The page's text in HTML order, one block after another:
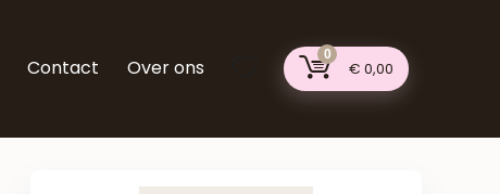
Contact Over ons
0
€ 0,00